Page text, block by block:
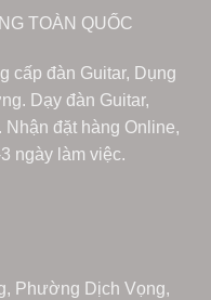
TOÀN QUỐC
cấp đàn Guitar, Dụng
Dạy đàn Guitar,
đặt hàng Online,
ngày làm việc.
Phường Dịch Vọng,